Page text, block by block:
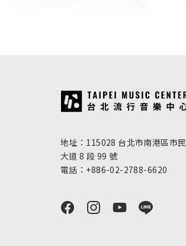
:::
地址：115028 台北市南港區市民
大道 8 段 99 號
電話：+886-02-2788-6620